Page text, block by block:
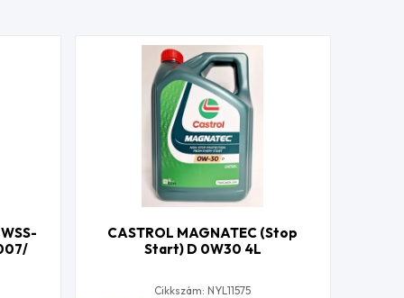
CASTROL MAGNATEC (Stop
Start) D 0W30 4L
Cikkszám: NYL11575